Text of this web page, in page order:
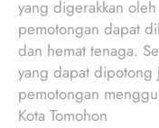
yang digerakkan
pemotongan dapat
dan hemat tenaga.
yang dapat
pemotongan
Kota Tomohon